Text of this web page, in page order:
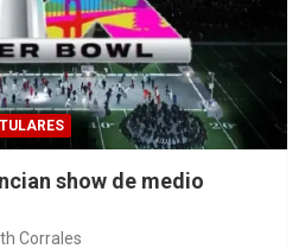
show de medio
Corrales